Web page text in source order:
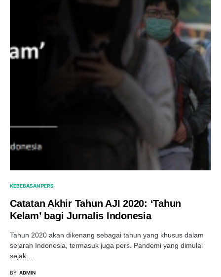
KEBEBASAN PERS
Catatan Akhir Tahun AJI 2020: ‘Tahun
Kelam’ bagi Jurnalis Indonesia
Tahun 2020 akan dikenang sebagai tahun yang khusus dalam
sejarah Indonesia, termasuk juga pers. Pandemi yang dimulai
sejak…
BY ADMIN